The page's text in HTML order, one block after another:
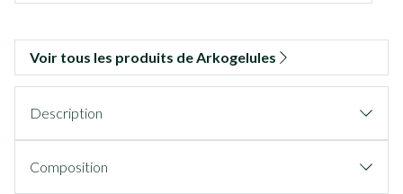
Voir tous les produits de Arkogelules
Description
Composition